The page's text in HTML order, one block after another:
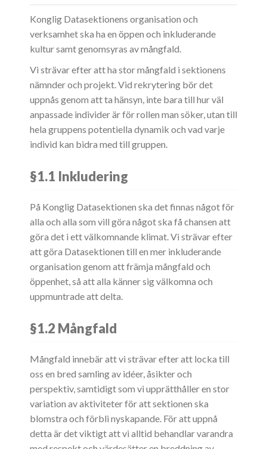
Konglig Datasektionens organisation och
verksamhet ska ha en öppen och inkluderande
kultur samt genomsyras av mångfald.
Vi strävar efter att ha stor mångfald i sektionens
nämnder och projekt. Vid rekrytering bör det
uppnås genom att ta hänsyn, inte bara till hur väl
anpassade individer är för rollen man söker, utan till
hela gruppens potentiella dynamik och vad varje
individ kan bidra med till gruppen.
§1.1 Inkludering
På Konglig Datasektionen ska det finnas något för
alla och alla som vill göra något ska få chansen att
göra det i ett välkomnande klimat. Vi strävar efter
att göra Datasektionen till en mer inkluderande
organisation genom att främja mångfald och
öppenhet, så att alla känner sig välkomna och
uppmuntrade att delta.
§1.2 Mångfald
Mångfald innebär att vi strävar efter att locka till
oss en bred samling av idéer, åsikter och
perspektiv, samtidigt som vi upprätthåller en stor
variation av aktiviteter för att sektionen ska
blomstra och förbli nyskapande. För att uppnå
detta är det viktigt att vi alltid behandlar varandra